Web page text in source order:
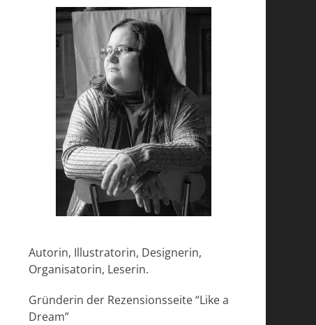
Autorin, Illustratorin, Designerin,
Organisatorin, Leserin.
Gründerin der Rezensionsseite “Like a
Dream”